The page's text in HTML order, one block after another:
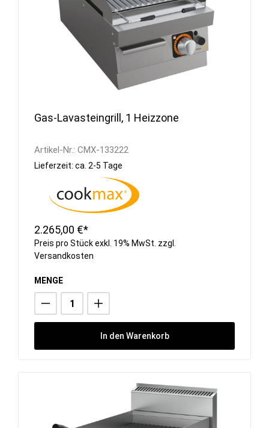
Gas-Lavasteingrill, 1 Heizzone
Artikel-Nr.: CMX-133222
Lieferzeit: ca. 2-5 Tage
2.265,00 €*
Preis pro Stück exkl. 19% MwSt. zzgl.
Versandkosten
MENGE
In den Warenkorb